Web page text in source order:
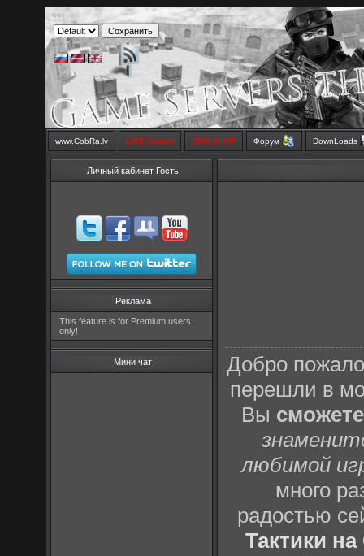
www.CobRa.lv LIVE Stream SMS SHOP Форум DownLoads
Личный кабинет Гость
Реклама
This feature is for Premium users
only!
Мини чат
Добро
перешли в
Вы
любимой
много
радостью
Тактики